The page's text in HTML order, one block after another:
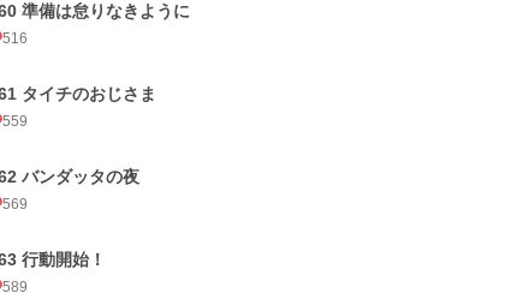
準備は怠りなきように
516
タイチのおじさま
559
バンダッタの夜
569
行動開始！
589